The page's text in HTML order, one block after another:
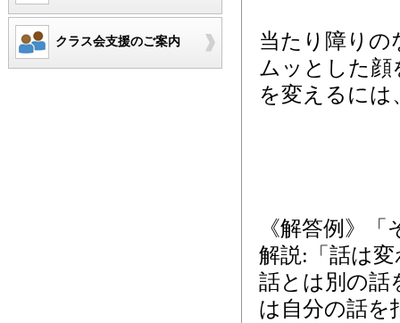
クラス会支援のご案内
当たり障りの
ムッとした顔
を変えるに
《解答例》
解説:「話は
話とは別の話
は自分の話を